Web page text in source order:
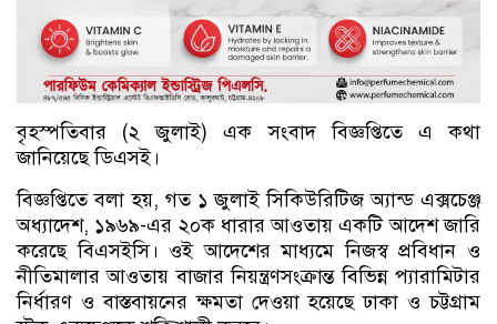
বৃহস্পতিবার (২ জুলাই) এক সংবাদ বিজ্ঞপ্তিতে এ কথা
জানিয়েছে ডিএসই।
বিজ্ঞপ্তিতে বলা হয়, গত ১ জুলাই সিকিউরিটিজ অ্যান্ড এক্সচেঞ্জ
অধ্যাদেশ, ১৯৬৯-এর ২০ক ধারার আওতায় একটি আদেশ জারি
করেছে বিএসইসি। ওই আদেশের মাধ্যমে নিজস্ব প্রবিধান ও
নীতিমালার আওতায় বাজার নিয়ন্ত্রণসংক্রান্ত বিভিন্ন প্যারামিটার
নির্ধারণ ও বাস্তবায়নের ক্ষমতা দেওয়া হয়েছে ঢাকা ও চট্টগ্রাম